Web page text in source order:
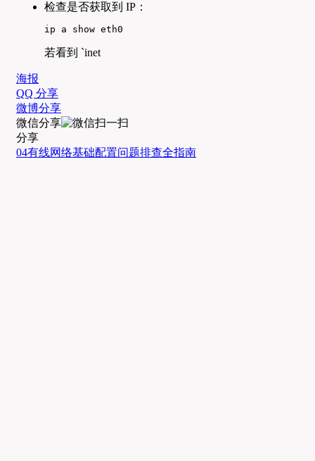
检查是否获取到 IP：
ip a show eth0
若看到 `inet
海报
QQ 分享
微博分享
微信分享
分享
04有线网络基础配置问题排查全指南